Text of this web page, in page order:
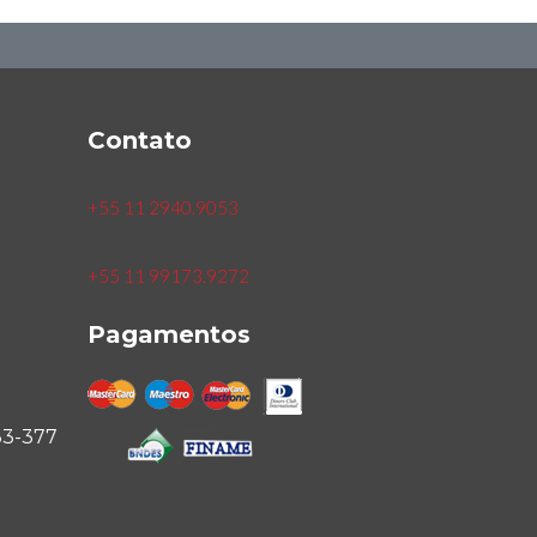
377
Contato
+55 11 2940.9053
+55 11 99173.9272
Pagamentos